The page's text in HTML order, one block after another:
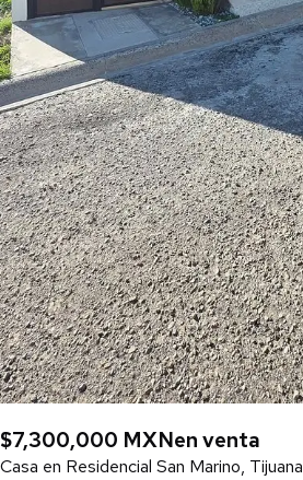
$7,300,000 MXNen venta
Casa en Residencial San Marino, Tijuana